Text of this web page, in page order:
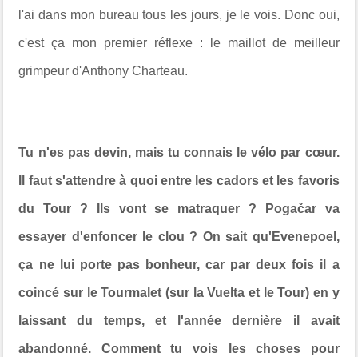
l'ai dans mon bureau tous les jours, je le vois. Donc oui,
c'est ça mon premier réflexe : le maillot de meilleur
grimpeur d'Anthony Charteau.
Tu n'es pas devin, mais tu connais le vélo par cœur.
Il faut s'attendre à quoi entre les cadors et les favoris
du Tour ? Ils vont se matraquer ? Pogačar va
essayer d'enfoncer le clou ? On sait qu'Evenepoel,
ça ne lui porte pas bonheur, car par deux fois il a
coincé sur le Tourmalet (sur la Vuelta et le Tour) en y
laissant du temps, et l'année dernière il avait
abandonné. Comment tu vois les choses pour